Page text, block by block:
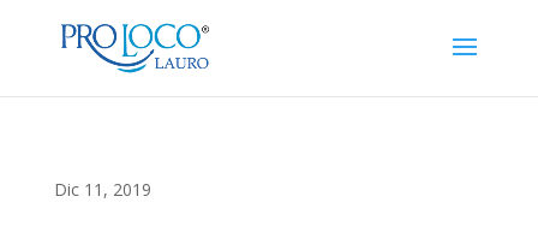
Dic 11, 2019